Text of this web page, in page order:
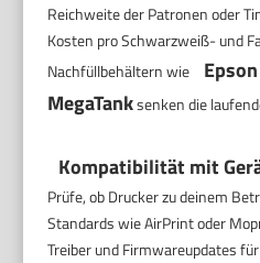
Reichweite der Patronen oder
Kosten pro Schwarzweiß- und
Nachfüllbehältern wie
MegaTanksenken die
Kompatibilität mit
Prüfe, ob Drucker zu deinem
Standards wie AirPrint oder
Treiber und Firmwareupdates